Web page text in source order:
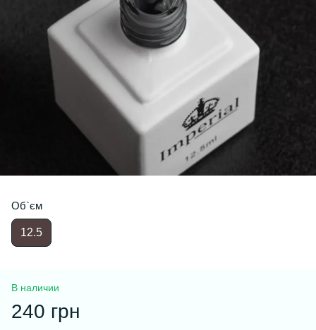
Об`єм
12.5
В наличии
240 грн